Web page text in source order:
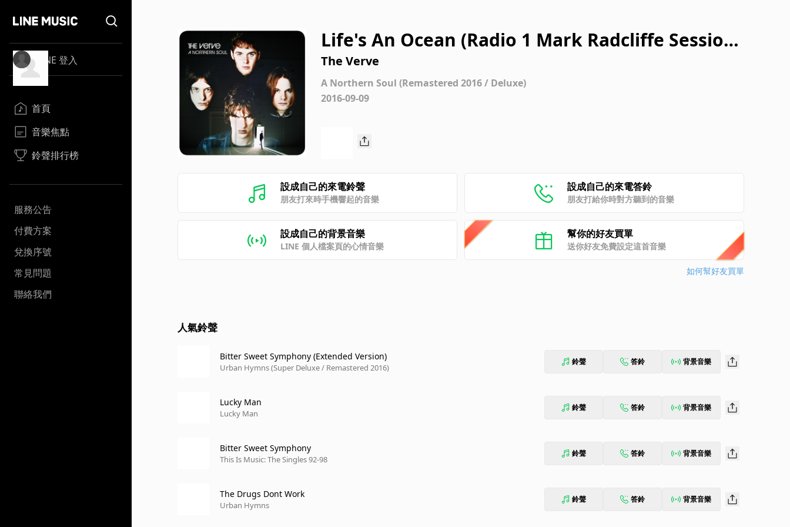
LINE 登入
首頁
音樂焦點
鈴聲排行榜
服務公告
付費方案
兌換序號
常見問題
聯絡我們
Life's An Ocean (Radio 1 Mark Radcliffe Session
/ 1995 / Remastered 2016)
The Verve
A Northern Soul (Remastered 2016 / Deluxe)
2016-09-09
設成自己的來電鈴聲
朋友打來時手機響起的音樂
設成自己的來電答鈴
朋友打給你時對方聽到的音樂
設成自己的背景音樂
LINE 個人檔案頁的心情音樂
幫你的好友買單
送你好友免費設定這首音樂
如何幫好友買單
人氣鈴聲
Bitter Sweet Symphony (Extended Version)
Urban Hymns (Super Deluxe / Remastered 2016)
鈴聲 答鈴 背景音樂
Lucky Man
Lucky Man
鈴聲 答鈴 背景音樂
Bitter Sweet Symphony
This Is Music: The Singles 92-98
鈴聲 答鈴 背景音樂
The Drugs Dont Work
Urban Hymns
鈴聲 答鈴 背景音樂